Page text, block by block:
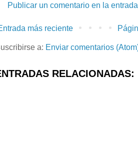
Publicar un comentario en la entrada
más reciente
a: Enviar comentarios
RELACIONADAS: